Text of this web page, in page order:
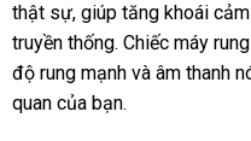
thật sự, giúp tăng khoái
truyền thống. Chiếc máy
độ rung mạnh và âm thanh
quan của bạn.